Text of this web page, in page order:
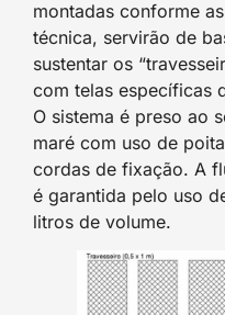
montadas conforme
técnica, servirão de
sustentar os
com telas específicas
O sistema é preso ao
maré com uso de
cordas de fixação. A
é garantida pelo uso
litros de volume.